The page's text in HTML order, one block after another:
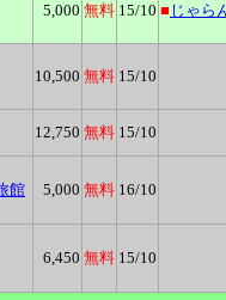
5,000 無料 15/10 ■ じゃら
10,500 無料 15/10
12,750 無料 15/10
館 5,000 無料 16/10
6,450 無料 15/10